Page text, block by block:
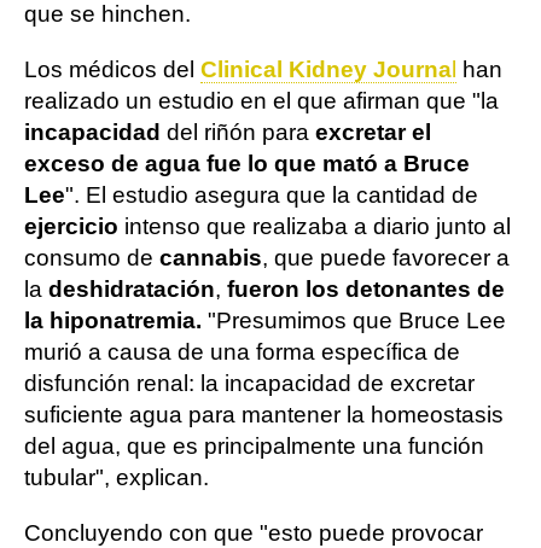
que se hinchen.
Los médicos del Clinical Kidney Journa han
realizado un estudio en el que afirman que "la
incapacidad del riñón para excretar el
exceso de agua fue lo que mató a Bruce
Lee". El estudio asegura que la cantidad de
ejercicio intenso que realizaba a diario junto al
consumo de cannabis, que puede favorecer a
la deshidratación, fueron los detonantes de
la hiponatremia. "Presumimos que Bruce Lee
murió a causa de una forma específica de
disfunción renal: la incapacidad de excretar
suficiente agua para mantener la homeostasis
del agua, que es principalmente una función
tubular", explican.
Concluyendo con que "esto puede provocar